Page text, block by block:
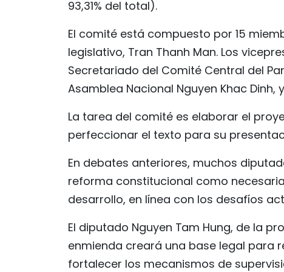
93,31% del total).
El comité está compuesto por 15
legislativo, Tran Thanh Man. Los
Secretariado del Comité Central del
Asamblea Nacional Nguyen Khac Dinh,
La tarea del comité es elaborar el
perfeccionar el texto para su
En debates anteriores, muchos
reforma constitucional como
desarrollo, en línea con los desafíos
El diputado Nguyen Tam Hung, de la
enmienda creará una base legal para
fortalecer los mecanismos de